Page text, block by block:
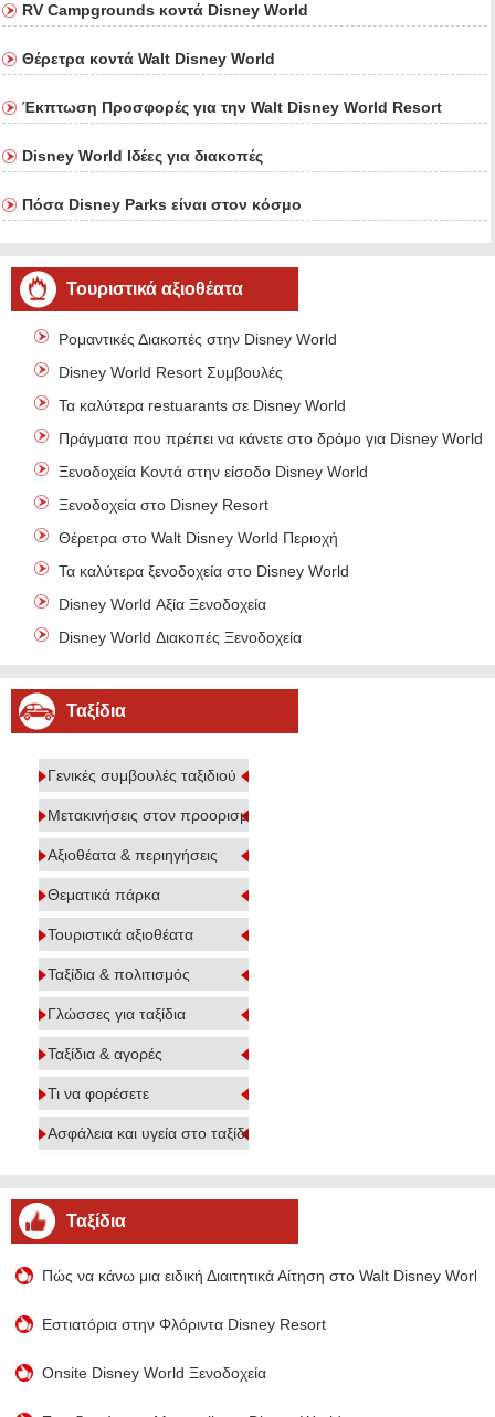
RV Campgrounds κοντά Disney World
Θέρετρα κοντά Walt Disney World
Έκπτωση Προσφορές για την Walt Disney World Resort
Disney World Ιδέες για διακοπές
Πόσα Disney Parks είναι στον κόσμο
Τουριστικά αξιοθέατα
Ρομαντικές Διακοπές στην Disney World
Disney World Resort Συμβουλές
Τα καλύτερα restuarants σε Disney World
Πράγματα που πρέπει να κάνετε στο δρόμο για Disney World
Ξενοδοχεία Κοντά στην είσοδο Disney World
Ξενοδοχεία στο Disney Resort
Θέρετρα στο Walt Disney World Περιοχή
Τα καλύτερα ξενοδοχεία στο Disney World
Disney World Αξία Ξενοδοχεία
Disney World Διακοπές Ξενοδοχεία
Ταξίδια
Γενικές συμβουλές ταξιδιού
Μετακινήσεις στον προορισμό
Αξιοθέατα & περιηγήσεις
Θεματικά πάρκα
Τουριστικά αξιοθέατα
Ταξίδια & πολιτισμός
Γλώσσες για ταξίδια
Ταξίδια & αγορές
Τι να φορέσετε
Ασφάλεια και υγεία στο ταξίδι
Ταξίδια
Πώς να κάνω μια ειδική Διαιτητικά Αίτηση στο Walt Disney World
Εστιατόρια στην Φλόριντα Disney Resort
Onsite Disney World Ξενοδοχεία